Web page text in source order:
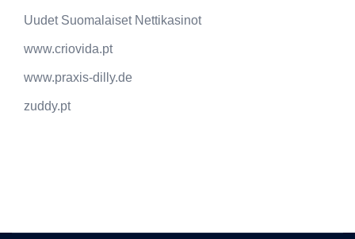
Uudet Suomalaiset Nettikasinot
www.criovida.pt
www.praxis-dilly.de
zuddy.pt